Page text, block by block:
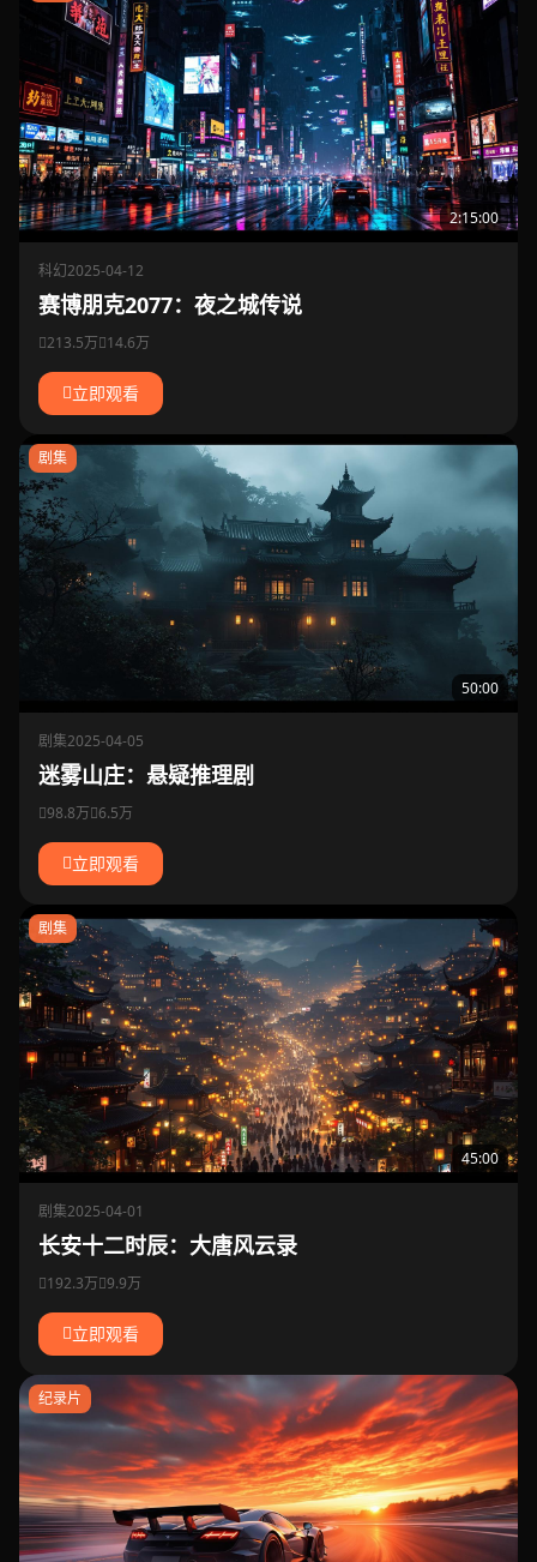
2:15:00
科幻2025-04-12
赛博朋克2077：夜之城传说
213.5万 14.6万
立即观看
剧集
50:00
剧集2025-04-05
迷雾山庄：悬疑推理剧
98.8万 6.5万
立即观看
剧集
45:00
剧集2025-04-01
长安十二时辰：大唐风云录
192.3万 9.9万
立即观看
纪录片